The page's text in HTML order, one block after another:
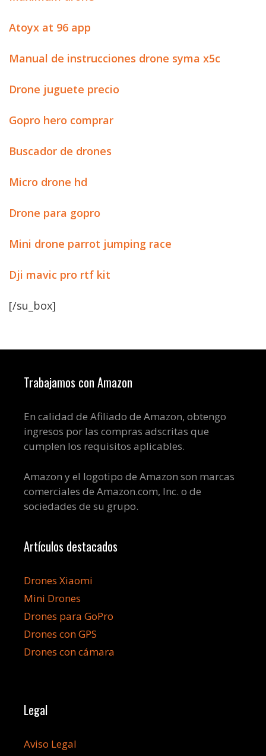
Atoyx at 96 app
Manual de instrucciones drone syma x5c
Drone juguete precio
Gopro hero comprar
Buscador de drones
Micro drone hd
Drone para gopro
Mini drone parrot jumping race
Dji mavic pro rtf kit
[/su_box]
Trabajamos con Amazon
En calidad de Afiliado de Amazon, obtengo
ingresos por las compras adscritas que
cumplen los requisitos aplicables.
Amazon y el logotipo de Amazon son marcas
comerciales de Amazon.com, Inc. o de
sociedades de su grupo.
Artículos destacados
Drones Xiaomi
Mini Drones
Drones para GoPro
Drones con GPS
Drones con cámara
Legal
Aviso Legal